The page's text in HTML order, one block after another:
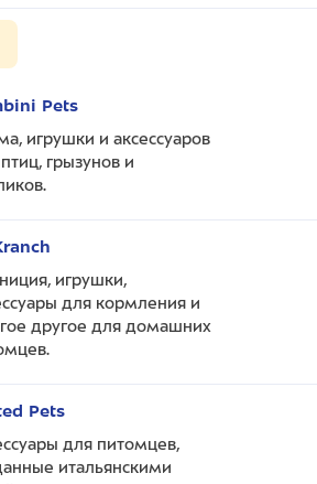
Pets
игрушки и аксессуаров
грызунов и
игрушки,
для кормления и
другое для домашних
Pets
для питомцев,
итальянскими